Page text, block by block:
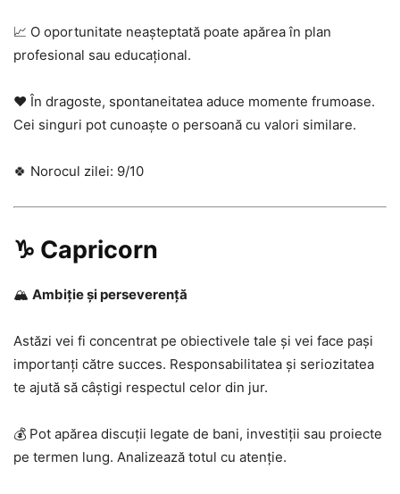
📈 O oportunitate neașteptată poate apărea în plan
profesional sau educațional.
❤️ În dragoste, spontaneitatea aduce momente frumoase.
Cei singuri pot cunoaște o persoană cu valori similare.
🍀 Norocul zilei: 9/10
♑ Capricorn
🏔️ Ambiție și perseverență
Astăzi vei fi concentrat pe obiectivele tale și vei face pași
importanți către succes. Responsabilitatea și seriozitatea
te ajută să câștigi respectul celor din jur.
💰 Pot apărea discuții legate de bani, investiții sau proiecte
pe termen lung. Analizează totul cu atenție.